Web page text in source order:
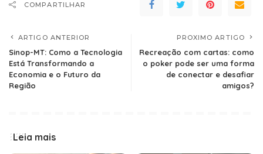
COMPARTILHAR
ARTIGO ANTERIOR
Sinop-MT: Como a Tecnologia
Está Transformando a
Economia e o Futuro da
Região
PROXIMO ARTIGO
Recreação com cartas: como
o poker pode ser uma forma
de conectar e desafiar
amigos?
Leia mais